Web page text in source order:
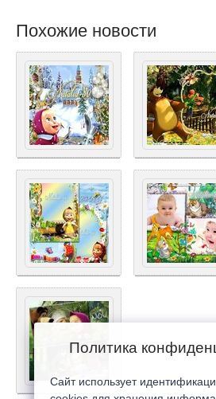
Похожие новости
Политика
Сайт использует